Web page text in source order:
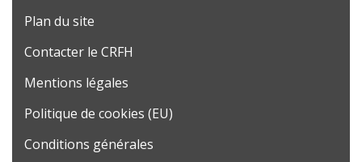
Plan du site
Contacter le CRFH
Mentions légales
Politique de cookies (EU)
Conditions générales